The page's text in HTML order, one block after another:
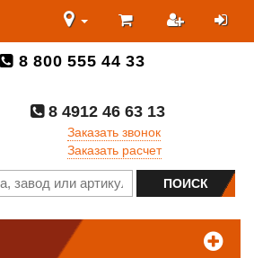
8 800 555 44 33
8 4912 46 63 13
Заказать звонок
Заказать расчет